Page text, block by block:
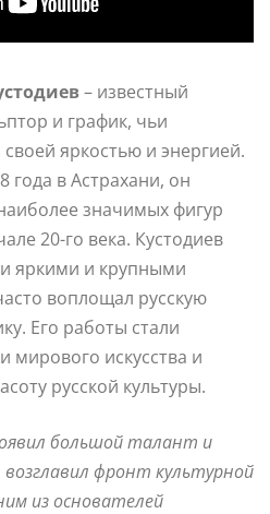
– известный
и график, чьи
яркостью и энергией.
года в Астрахани, он
значимых фигур
20-го века. Кустодиев
яркими и крупными
воплощал русскую
Его работы стали
искусства и
русской культуры.
большой талант и
возглавил фронт культурной
из основателей